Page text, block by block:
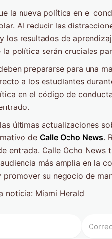
la nueva política en el
Al reducir las
los resultados de
política serán cruciales
prepararse para una
a los estudiantes
en el código de
últimas actualizaciones
de Calle Ocho News.
entrada. Calle Ocho News
más amplia en la
promover su negocio de
noticia: Miami Herald